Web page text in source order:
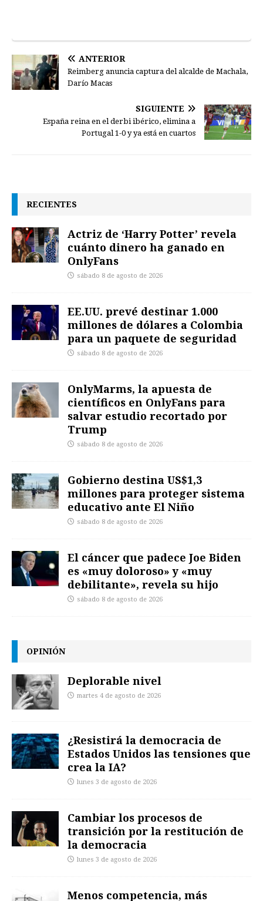
ANTERIOR
Reimberg anuncia captura del alcalde de Machala,
Darío Macas
SIGUIENTE
España reina en el derbi ibérico, elimina a
Portugal 1-0 y ya está en cuartos
RECIENTES
Actriz de ‘Harry Potter’ revela
cuánto dinero ha ganado en
OnlyFans
sábado 8 de agosto de 2026
EE.UU. prevé destinar 1.000
millones de dólares a Colombia
para un paquete de seguridad
sábado 8 de agosto de 2026
OnlyMarms, la apuesta de
científicos en OnlyFans para
salvar estudio recortado por
Trump
sábado 8 de agosto de 2026
Gobierno destina US$1,3
millones para proteger sistema
educativo ante El Niño
sábado 8 de agosto de 2026
El cáncer que padece Joe Biden
es «muy doloroso» y «muy
debilitante», revela su hijo
sábado 8 de agosto de 2026
OPINIÓN
Deplorable nivel
martes 4 de agosto de 2026
¿Resistirá la democracia de
Estados Unidos las tensiones que
crea la IA?
lunes 3 de agosto de 2026
Cambiar los procesos de
transición por la restitución de
la democracia
lunes 3 de agosto de 2026
Menos competencia, más